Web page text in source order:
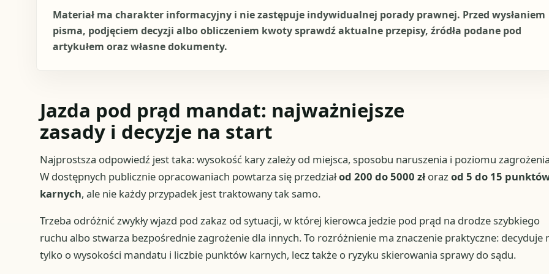
Materiał ma charakter informacyjny i nie zastępuje indywidualnej porady prawnej. Przed wysłaniem
pisma, podjęciem decyzji albo obliczeniem kwoty sprawdź aktualne przepisy, źródła podane pod
artykułem oraz własne dokumenty.
Jazda pod prąd mandat: najważniejsze
zasady i decyzje na start
Najprostsza odpowiedź jest taka: wysokość kary zależy od miejsca, sposobu naruszenia i poziomu
W dostępnych publicznie opracowaniach powtarza się przedziałod 200 do 5000 złorazod 5 do 15
karnych, ale nie każdy przypadek jest traktowany tak samo.
Trzeba odróżnić zwykły wjazd pod zakaz od sytuacji, w której kierowca jedzie pod prąd na drodze szybkiego
ruchu albo stwarza bezpośrednie zagrożenie dla innych. To rozróżnienie ma znaczenie praktyczne: decyduje
tylko o wysokości mandatu i liczbie punktów karnych, lecz także o ryzyku skierowania sprawy do sądu.